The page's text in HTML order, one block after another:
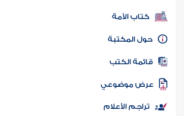
كتب PDF
كتاب الأمة
المكتبة
الكتب
موضوعي